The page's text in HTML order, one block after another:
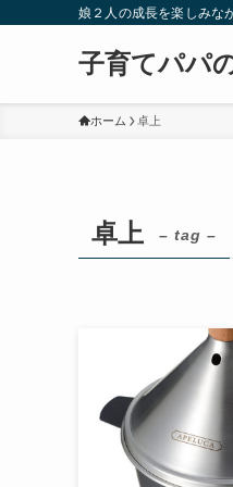
娘２人の成長を楽しみな
子育てパパ
ホーム 卓上
卓上 – tag –